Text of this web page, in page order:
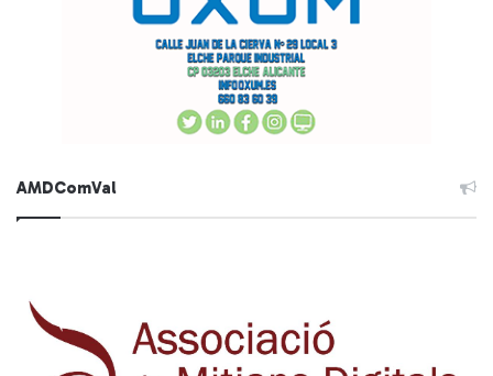
AMDComVal